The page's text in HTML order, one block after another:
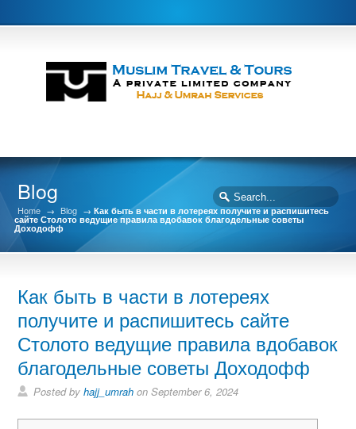
Blog
Home → Blog →Как быть в части в лотереях получите и распишитесь
сайте Столото ведущие правила вдобавок благодельные советы
Доходофф
Как быть в части в лотереях
получите и распишитесь сайте
Столото ведущие правила вдобавок
благодельные советы Доходофф
Posted byhajj_umrah on September 6, 2024